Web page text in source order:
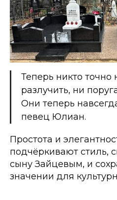
Теперь никто точно
разлучить, ни
Они теперь
певец Юлиан.
Простота и
подчёркивают стиль,
сыну Зайцевым, и
значении для